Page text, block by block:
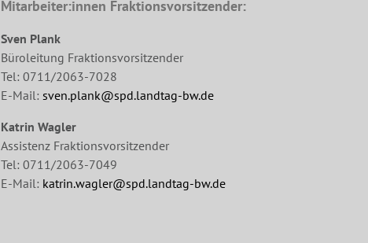
Mitarbeiter:innen Fraktionsvorsitzender:
Sven Plank
Büroleitung Fraktionsvorsitzender
Tel: 0711/2063-7028
E-Mail: sven.plank@spd.landtag-bw.de
Katrin Wagler
Assistenz Fraktionsvorsitzender
Tel: 0711/2063-7049
E-Mail: katrin.wagler@spd.landtag-bw.de